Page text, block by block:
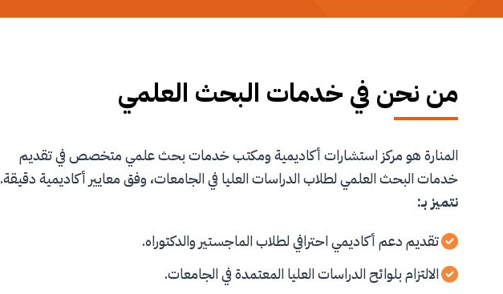
من نحن في خدمات البحث العلمي
المنارة هو مركز استشارات أكاديمية ومكتب خدمات بحث علمي متخصص في تقديم
خدمات البحث العلمي لطلاب الدراسات العليا في الجامعات، وفق معايير أكاديمية دقيقة.
نتميز بـ:
تقديم دعم أكاديمي احترافي لطلاب الماجستير والدكتوراه.
الالتزام بلوائح الدراسات العليا المعتمدة في الجامعات.